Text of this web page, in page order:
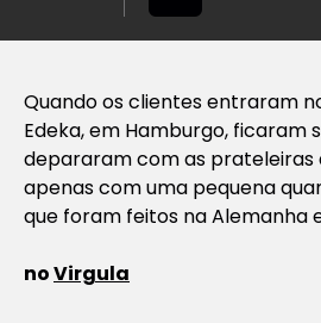
Quando os clientes entraram
Edeka, em Hamburgo, ficaram
depararam com as prateleiras
apenas com uma pequena
que foram feitos na Alemanha
noVirgula